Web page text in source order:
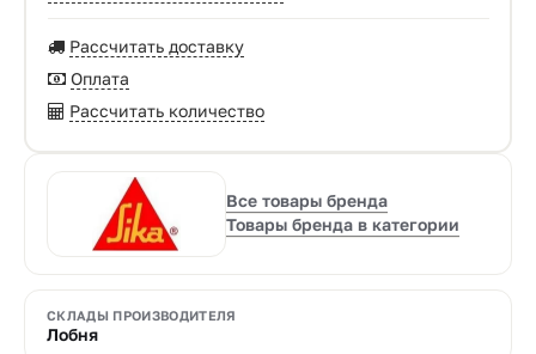
Рассчитать доставку
Оплата
Рассчитать количество
Все товары бренда
Товары бренда в категории
СКЛАДЫ ПРОИЗВОДИТЕЛЯ
Лобня